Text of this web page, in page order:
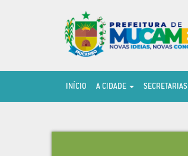
INÍCIO A CIDADE SECRETARIAS